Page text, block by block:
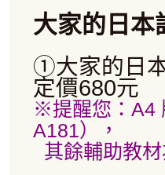
大家的日
①大家的日
定價680元
※提醒您：A4
A181），
其餘輔助教